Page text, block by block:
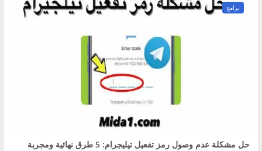
برامج
حل مشكلة عدم وصول رمز تفعيل تيليجرام: 5 طرق نهائية ومجربة